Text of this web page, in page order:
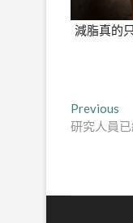
減脂真的
文
章
覽
Previous
研究人員